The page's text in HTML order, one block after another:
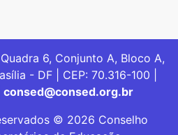
6, Conjunto A, Bloco A,
- DF | CEP: 70.316-100 |
consed@consed.org.br
© 2026 Conselho